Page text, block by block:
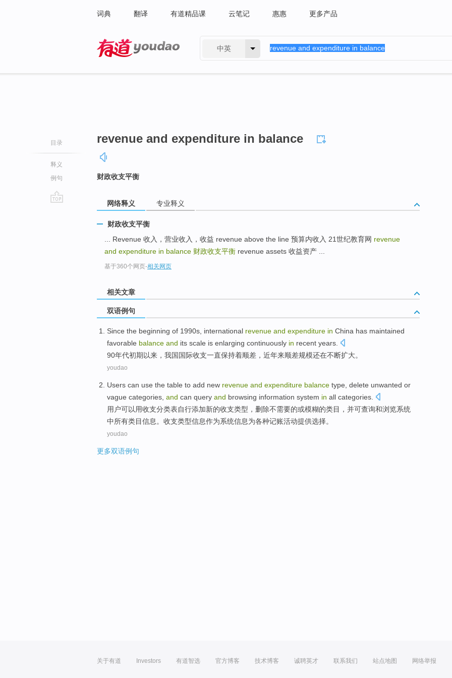
词典 翻译 有道精品课 云笔记 惠惠 更多产品
中英
目录
释义
例句
revenue and expenditure in balance
财政收支平衡
网络释义 专业释义
财政收支平衡
... Revenue 收入，营业收入，收益 revenue above the line 预算内收入 21世纪教育网 revenue
and expenditure in balance 财政收支平衡 revenue assets 收益资产 ...
基于360个网页-相关网页
相关文章
双语例句
Since the beginning of 1990s international revenue and expenditure in China has maintained
favorable balance and its scale is enlarging continuously in recent years
90年代初期以来 ， 我国 国际收支一直保持着顺差 ，近年来顺差规模还在不断扩大。
youdao
Users can use the table to add new revenue and expenditure balance type delete unwanted or
vague categories and can query and browsing information system in all categories
用户可以 用收支分类表自行添加新的收支类型 ， 删除不需要的或模糊的类目， 并可查询和浏览系统
中所有类目信息 。收支类型信息作为系统信息为各种记账活动提供选择。
youdao
更多双语例句
关于有道 Investors 有道智选 官方博客 技术博客 诚聘英才 联系我们 站点地图 网络举报